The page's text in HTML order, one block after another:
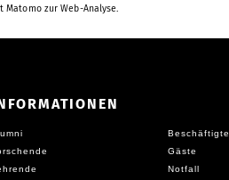
zur Web-Analyse.
Beschäftigte
Gäste
Notfall